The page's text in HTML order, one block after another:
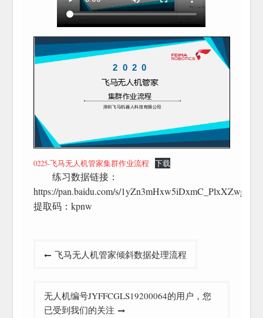
0225-飞马无人机管家集群作业流程 下载
练习数据链接：
https://pan.baidu.com/s/1yZn3mHxw5iDxmC_PlxXZwg
提取码：kpnw
航
飞马无人机管家倾斜数据处理流程
无人机编号JYFFCGLS19200064的用户，您
已受到我们的关注